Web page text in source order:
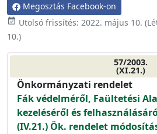
Megosztás Facebook-on
event_available Utolsó frissítés: 2022. május 10.
10.)
57/2003.
(XI.21.)
Önkormányzati rendelet
Fák védelméről, Faültetési
kezeléséről és
(IV.21.) Ök. rendelet